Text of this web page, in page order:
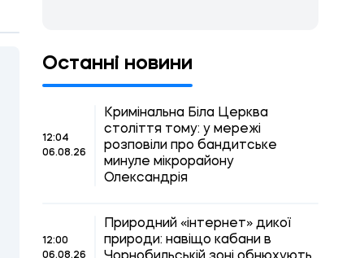
Останні новини
12:04
06.08.26
Кримінальна Біла Церква
століття тому: у мережі
розповіли про бандитське
минуле мікрорайону
Олександрія
12:00
06.08.26
Природний «інтернет» дикої
природи: навіщо кабани в